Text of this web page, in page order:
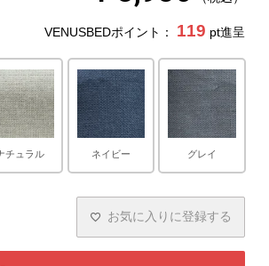
VENUSBEDポイント： 119 pt進呈
チュラル ネイビー グレイ
お気に入りに登録する